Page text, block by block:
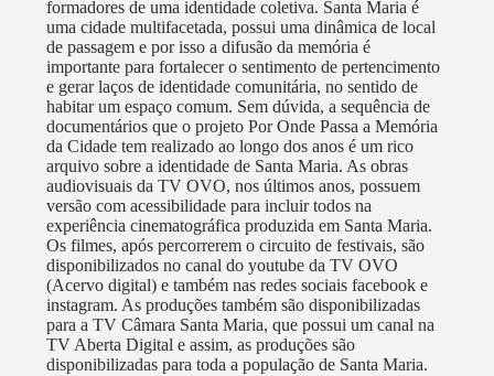
desenvolveu o projeto TV OVO no Ônibus, que
criava conteúdos para televisões instaladas em quatro
ônibus do transporte público de Santa Maria e
recebeu o Prêmio Mídia Livre; participa de coberturas
colaborativas; desenvolve projetos educacionais. Os
projetos da TV OVO já foram apoiados por diversos
programas, editais, prêmios e parceiros. Alguns deles
foram: Prêmio Mídia Livre, Prêmio Cultura Viva,
Prêmio Ponto de Memória, editais do FAC/RS e da
LIC/SM, convênio com o MinC de Ponto e Pontão de
Cultura, entre outros. São 27 anos de trajetória e de
diversas atividades desenvolvidas, como intervenções
artísticas, exposições e poesias, criação de cineclube,
formadores de uma identidade coletiva. Santa Maria é
uma cidade multifacetada, possui uma dinâmica de local
de passagem e por isso a difusão da memória é
importante para fortalecer o sentimento de pertencimento
e gerar laços de identidade comunitária, no sentido de
habitar um espaço comum. Sem dúvida, a sequência de
documentários que o projeto Por Onde Passa a Memória
da Cidade tem realizado ao longo dos anos é um rico
arquivo sobre a identidade de Santa Maria. As obras
audiovisuais da TV OVO, nos últimos anos, possuem
versão com acessibilidade para incluir todos na
experiência cinematográfica produzida em Santa Maria.
Os filmes, após percorrerem o circuito de festivais, são
disponibilizados no canal do youtube da TV OVO
(Acervo digital) e também nas redes sociais facebook e
instagram. As produções também são disponibilizadas
para a TV Câmara Santa Maria, que possui um canal na
TV Aberta Digital e assim, as produções são
disponibilizadas para toda a população de Santa Maria.